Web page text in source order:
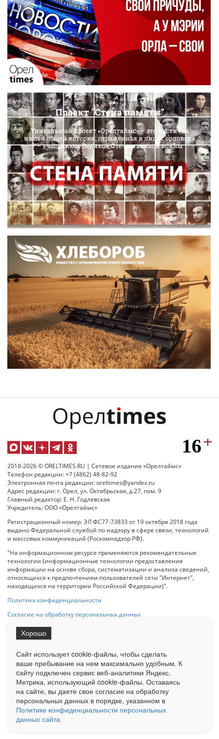
2018-2026 © ORELTIMES.RU | Сетевое издание «Орелтаймс»
Телефон редакции: +7 (4862) 48-82-92
Электронная почта редакции: oreltimes@yandex.ru
Адрес редакции: г. Орел, ул. Октябрьская, д.27, пом. 9
Главный редактор: Е. Н. Годлевская
Учредитель: ООО «Орелтаймс»
Регистрационный номер: ЭЛ ФС77-73833 от 19 октября 2018 года
выдано Федеральной службой по надзору в сфере связи, технологий
и массовых коммуникаций (Роскомнадзор РФ).
"На информационном ресурсе применяются рекомендательные
технологии (информационные технологии предоставления
информации на основе сбора, систематизации и анализа сведений,
относящихся к предпочтениям пользователей сети "Интернет",
находящихся на территории Российской Федерации)".
Политика конфиденциальности
Согласие на обработку персональных данных
на Сетевое издание «ОрелТаймс» обязательна.
Ограниченная статистика посещаемости доступна на сайте
Liveinternet.ru . Подробная статистика для рекламодателей по запросу
у менеджера.
Реклама Документы О нас Контакты
Сайт использует cookie-файлы, чтобы сделать
ваше пребывание на нем максимально удобным. К
cайту подключен сервис веб-аналитики Яндекс.
Метрика, использующий cookie-файлы. Оставаясь
на сайте, вы даете свое согласие на обработку
персональных данных в порядке, указанном в
Политике конфиденциальности персональных
данных сайта
Хорошо